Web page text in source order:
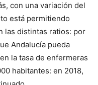
con una variación del
está permitiendo
las distintas ratios: por
Andalucía pueda
la tasa de enfermeras
habitantes: en 2018,